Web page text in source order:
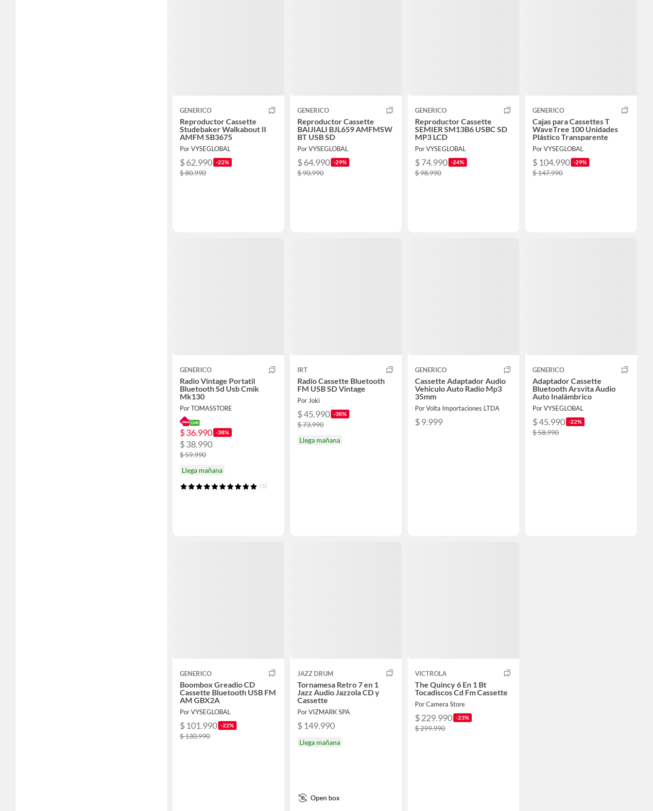
GENERICO
Reproductor Cassette
Studebaker Walkabout II
AMFM SB3675
Por VYSEGLOBAL
$ 62.990 -22%
$ 80.990
GENERICO
Reproductor Cassette
BAIJIALI BJL659 AMFMSW
BT USB SD
Por VYSEGLOBAL
$ 64.990 -29%
$ 90.990
GENERICO
Reproductor Cassette
SEMIER SM13B6 USBC SD
MP3 LCD
Por VYSEGLOBAL
$ 74.990 -24%
$ 98.990
GENERICO
Cajas para Cassettes T
WaveTree 100 Unidades
Plástico Transparente
Por VYSEGLOBAL
$ 104.990 -29%
$ 147.990
GENERICO
Radio Vintage Portatil
Bluetooth Sd Usb Cmik
Mk130
Por TOMASSTORE
$ 36.990 -38%
$ 38.990
$ 59.990
Llega mañana
(1)
IRT
Radio Cassette Bluetooth
FM USB SD Vintage
Por Joki
$ 45.990 -38%
$ 73.990
Llega mañana
GENERICO
Cassette Adaptador Audio
Vehiculo Auto Radio Mp3
35mm
Por Volta Importaciones LTDA
$ 9.999
GENERICO
Adaptador Cassette
Bluetooth Arsvita Audio
Auto Inalámbrico
Por VYSEGLOBAL
$ 45.990 -22%
$ 58.990
GENERICO
Boombox Greadio CD
Cassette Bluetooth USB FM
AM GBX2A
Por VYSEGLOBAL
$ 101.990 -22%
$ 130.990
JAZZ DRUM
Tornamesa Retro 7 en 1
Jazz Audio Jazzola CD y
Cassette
Por VIZMARK SPA
$ 149.990
Llega mañana
Open box
VICTROLA
The Quincy 6 En 1 Bt
Tocadiscos Cd Fm Cassette
Por Camera Store
$ 229.990 -23%
$ 299.990